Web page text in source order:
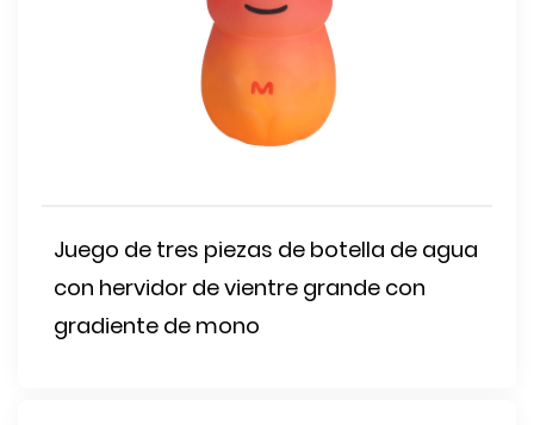
Juego de tres piezas de botella de agua
con hervidor de vientre grande con
gradiente de mono